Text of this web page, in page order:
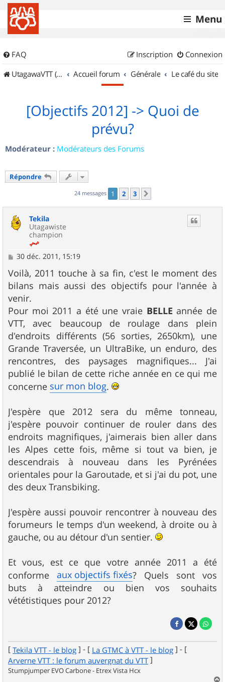
Menu
FAQ Connexion
Inscription
UtagawaVTT (Randos VTT et VTTAE avec traces GPS)
Accueil forum Générale Le café du site
[Objectifs 2012] -> Quoi de
prévu?
Modérateur : Modérateurs des Forums
Répondre
24 messages 1 2 3
Tekila
Utagawiste
champion
M
s
s
a
g
e
30 déc. 2011, 15:19
Voilà, 2011 touche à sa fin, c'est le moment des
bilans mais aussi des objectifs pour l'année à
venir.
Pour moi 2011 a été une vraie BELLEannée de
VTT, avec beaucoup de roulage dans plein
d'endroits différents (56 sorties, 2650km), une
Grande Traversée, un UltraBike, un enduro, des
rencontres, des paysages magnifiques... J'ai
publié le bilan de cette riche année en ce qui me
concerne sur mon blog.
J'espère que 2012 sera du même tonneau,
j'espère pouvoir continuer de rouler dans des
endroits magnifiques, j'aimerais bien aller dans
les Alpes cette fois, même si tout va bien, je
descendrais à nouveau dans les Pyrénées
orientales pour la Garoutade, et si j'ai du pot, une
des deux Transbiking.
J'espère aussi pouvoir rencontrer à nouveau des
forumeurs le temps d'un weekend, à droite ou à
gauche, ou au détour d'un sentier.
Et vous, est ce que votre année 2011 a été
conforme aux objectifs fixés? Quels sont vos
buts à atteindre ou bien vos souhaits
vététistiques pour 2012?
[ Tekila VTT - le blog ] - [ La GTMC à VTT - le blog ] - [
Arverne VTT : le forum auvergnat du VTT ]
Stumpjumper EVO Carbone - Etrex Vista Hcx